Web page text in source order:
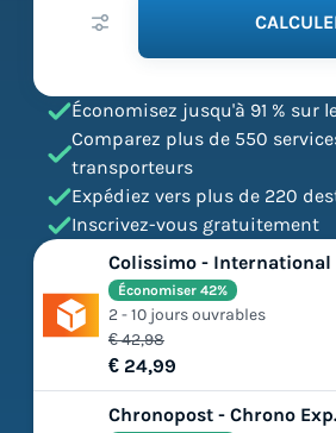
Économisez jusqu'à 91 % sur
Comparez plus de 550
transporteurs
Expédiez vers plus de 220
Inscrivez-vous gratuitement
Colissimo - International
€ 42,98
€ 24,99
Économiser 42%
2 - 10 jours ouvrables